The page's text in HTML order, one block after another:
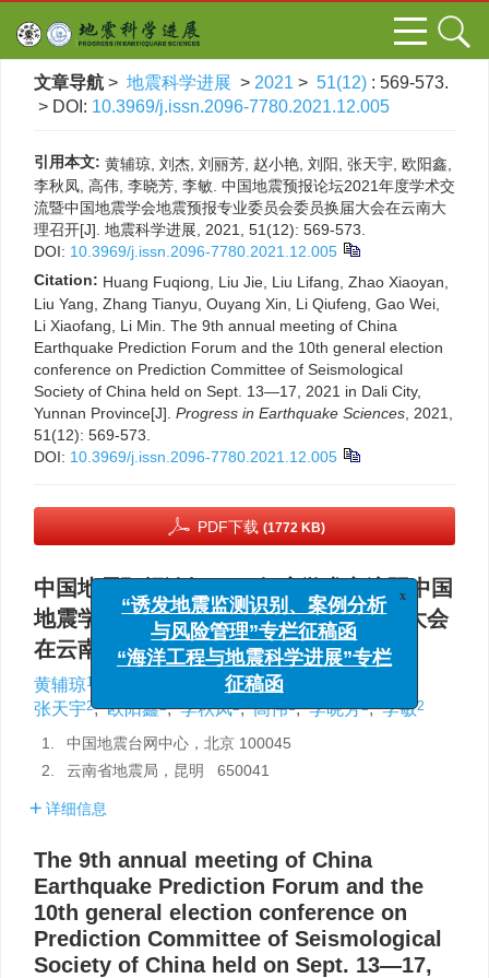
文章导航 > 地震科学进展 > 2021 > 51(12) : 569-573.
> DOI: 10.3969/j.issn.2096-7780.2021.12.005
引用本文: 黄辅琼, 刘杰, 刘丽芳, 赵小艳, 刘阳, 张天宇, 欧阳鑫,
李秋凤, 高伟, 李晓芳, 李敏. 中国地震预报论坛2021年度学术交
流暨中国地震学会地震预报专业委员会委员换届大会在云南大
理召开[J]. 地震科学进展, 2021, 51(12): 569-573.
DOI: 10.3969/j.issn.2096-7780.2021.12.005
Citation: Huang Fuqiong, Liu Jie, Liu Lifang, Zhao Xiaoyan,
Liu Yang, Zhang Tianyu, Ouyang Xin, Li Qiufeng, Gao Wei,
Li Xiaofang, Li Min. The 9th annual meeting of China
Earthquake Prediction Forum and the 10th general election
conference on Prediction Committee of Seismological
Society of China held on Sept. 13—17, 2021 in Dali City,
Yunnan Province[J]. Progress in Earthquake Sciences , 2021,
51(12): 569-573.
DOI: 10.3969/j.issn.2096-7780.2021.12.005
PDF下载 (1772 KB)
中国地震预报论坛2021年度学术交流暨中国
地震学会地震预报专业委员会委员换届大会
在云南大理召开
黄辅琼1 刘丽芳2, 赵小艳
张天宇2, 欧阳鑫2, 李秋凤2, 高伟1, 李晓芳2, 李敏2
1.
中国地震台网中心，北京 100045
2.
云南省地震局，昆明 650041
详细信息
The 9th annual meeting of China
Earthquake Prediction Forum and the
10th general election conference on
Prediction Committee of Seismological
Society of China held on Sept. 13—17,
“诱发地震监测识别、案例分析
与风险管理”专栏征稿函
“海洋工程与地震科学进展”专栏
征稿函